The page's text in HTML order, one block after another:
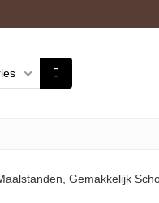
Gemakkelijk